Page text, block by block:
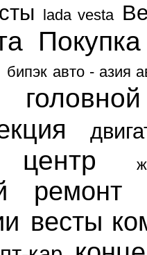
lada vesta
бипэк авто - азия
центр
ремонт
весты